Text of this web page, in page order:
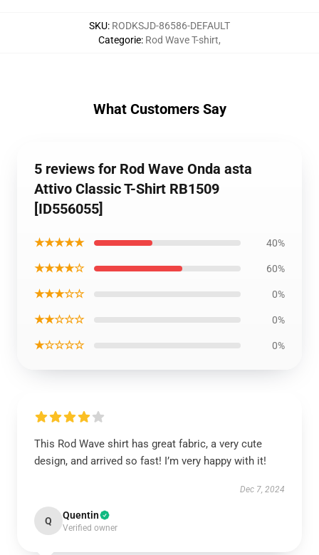
SKU: RODKSJD-86586-DEFAULT
Categorie: Rod Wave T-shirt,
What Customers Say
5 reviews for Rod Wave Onda asta
Attivo Classic T-Shirt RB1509
[ID556055]
★★★★★ 40%
★★★★☆ 60%
★★★☆☆ 0%
★★☆☆☆ 0%
★☆☆☆☆ 0%
This Rod Wave shirt has great fabric, a very cute
design, and arrived so fast! I’m very happy with it!
Dec 7, 2024
Q Quentin
Verified owner